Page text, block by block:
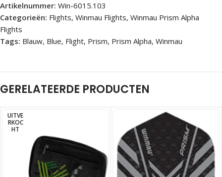
Artikelnummer: Win-6015.103
Categorieën: Flights, Winmau Flights, Winmau Prism Alpha
Flights
Tags: Blauw, Blue, Flight, Prism, Prism Alpha, Winmau
GERELATEERDE PRODUCTEN
UITVE
RKOC
HT